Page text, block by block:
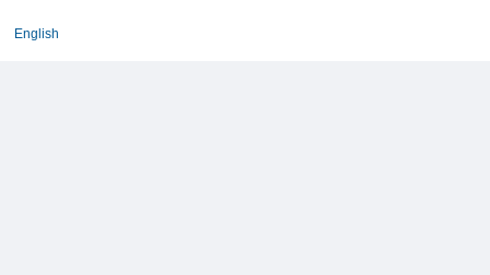
English